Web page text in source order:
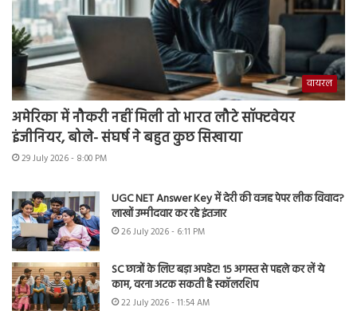
वायरल
अमेरिका में नौकरी नहीं मिली तो भारत लौटे सॉफ्टवेयर
इंजीनियर, बोले- संघर्ष ने बहुत कुछ सिखाया
29 July 2026 - 8:00 PM
UGC NET Answer Key में देरी की वजह पेपर लीक विवाद?
लाखों उम्मीदवार कर रहे इंतजार
26 July 2026 - 6:11 PM
SC छात्रों के लिए बड़ा अपडेट! 15 अगस्त से पहले कर लें ये
काम, वरना अटक सकती है स्कॉलरशिप
22 July 2026 - 11:54 AM